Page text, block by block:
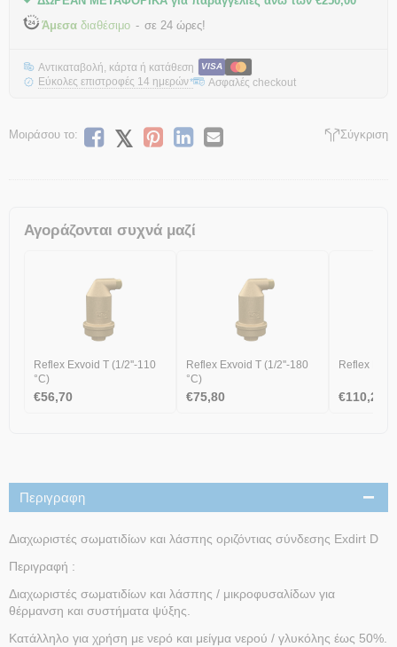
Άμεσα διαθέσιμο σε 24 ώρες!
Αντικαταβολή, κάρτα ή κατάθεση VISA
Εύκολες επιστροφές 14 ημερών* Ασφαλές checkout
Μοιράσου το: Σύγκριση
Αγοράζονται συχνά μαζί
Reflex Exvoid T (1/2''-110
°C)
€56,70
Reflex Exvoid T (1/2''-180
°C)
€75,80
Reflex
€110,20
Περιγραφη
Διαχωριστές σωματιδίων και λάσπης οριζόντιας σύνδεσης Exdirt D
Περιγραφή :
Διαχωριστές σωματιδίων και λάσπης / μικροφυσαλίδων για
θέρμανση και συστήματα ψύξης.
Κατάλληλο για χρήση με νερό και μείγμα νερού / γλυκόλης έως 50%.